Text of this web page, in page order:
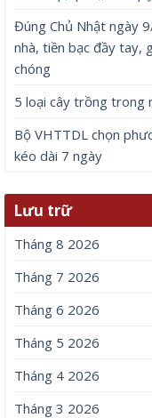
Đúng Chủ Nhật ngày
nhà, tiền bạc đầy tay,
chóng
5 loại cây trồng trong
Bộ VHTTDL chọn
kéo dài 7 ngày
Lưu trữ
Tháng 8 2026
Tháng 7 2026
Tháng 6 2026
Tháng 5 2026
Tháng 4 2026
Tháng 3 2026